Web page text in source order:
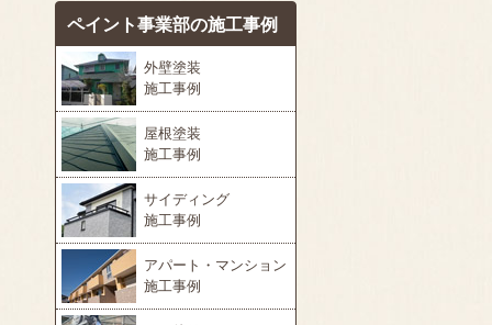
ペイント事業部の施工事例
外壁塗装
施工事例
屋根塗装
施工事例
サイディング
施工事例
アパート・マンション
施工事例